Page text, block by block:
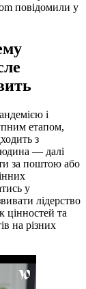
повідомили у
і
етапом,
з
— далі
за поштою або
у
лідерство
цінностей та
на різних